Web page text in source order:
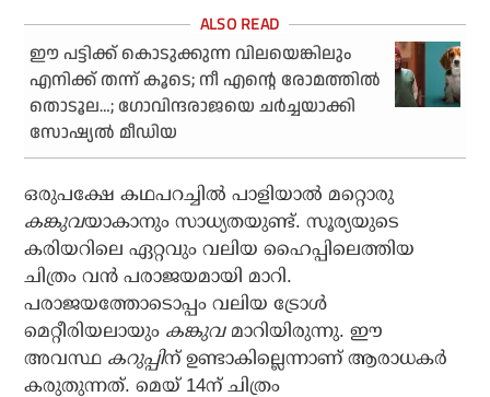
ഈ പട്ടിക്ക് കൊടുക്കുന്ന വിലയെങ്കിലും
എനിക്ക് തന്ന് കൂടെ; നീ എന്റെ രോമത്തിൽ
തൊടൂല…; ഗോവിന്ദരാജയെ ചർച്ചയാക്കി
സോഷ്യൽ മീഡിയ
ഒരുപക്ഷേ കഥപറച്ചില്‍ പാളിയാല്‍ മറ്റൊരു
കങ്കുവയാകാനും സാധ്യതയുണ്ട്. സൂര്യയുടെ
കരിയറിലെ ഏറ്റവും വലിയ ഹൈപ്പിലെത്തിയ
ചിത്രം വന്‍ പരാജയമായി മാറി.
പരാജയത്തോടൊപ്പം വലിയ ട്രോള്‍
മെറ്റീരിയലായും കങ്കുവമാറിയിരുന്നു. ഈ
അവസ്ഥ കറുപ്പിന് ഉണ്ടാകില്ലെന്നാണ് ആരാധകര്‍
കരുതുന്നത്. മെയ് 14ന് ചിത്രം